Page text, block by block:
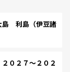
利島（伊豆諸
０２７～２０２